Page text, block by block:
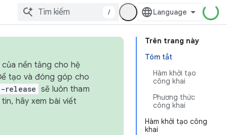
/
Trên trang này
Tóm tắt
Hàm khởi tạo
công khai
Phương thức
công khai
Hàm khởi tạo công
khai
nền tảng cho hệ
tạo và đóng góp cho
release sẽ luôn tham
hãy xem bài viết